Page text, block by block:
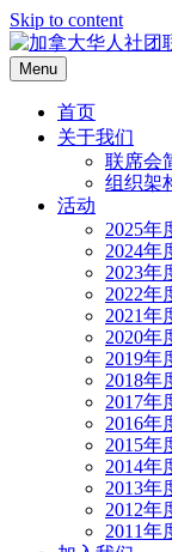
Skip to content
Menu
首页
关于我们
联席会
组织架
活动
2025年
2024年
2023年
2022年
2021年
2020年
2019年
2018年
2017年
2016年
2015年
2014年
2013年
2012年
2011年